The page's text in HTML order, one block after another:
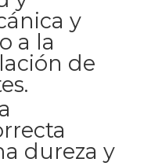
y
a la
de
dureza y